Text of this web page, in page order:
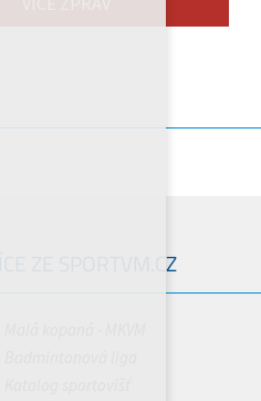
VÍCE ZE SPORTVM.CZ